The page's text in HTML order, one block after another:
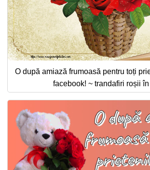
O după amiază frumoasă pentru toți
facebook! ~ trandafiri roșii